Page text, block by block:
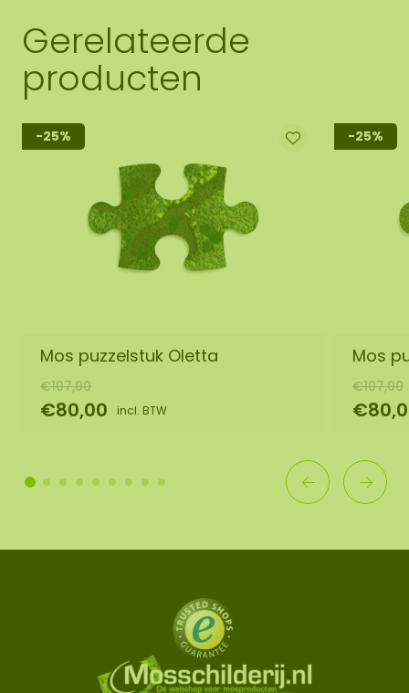
Gerelateerde
producten
-25%
Mos puzzelstuk Oletta
€107,00
€80,00 incl. BTW
-25%
Mos
€107,00